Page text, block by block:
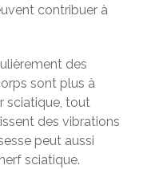
contribuer à
des
sont plus à
sciatique, tout
des vibrations
peut aussi
sciatique.